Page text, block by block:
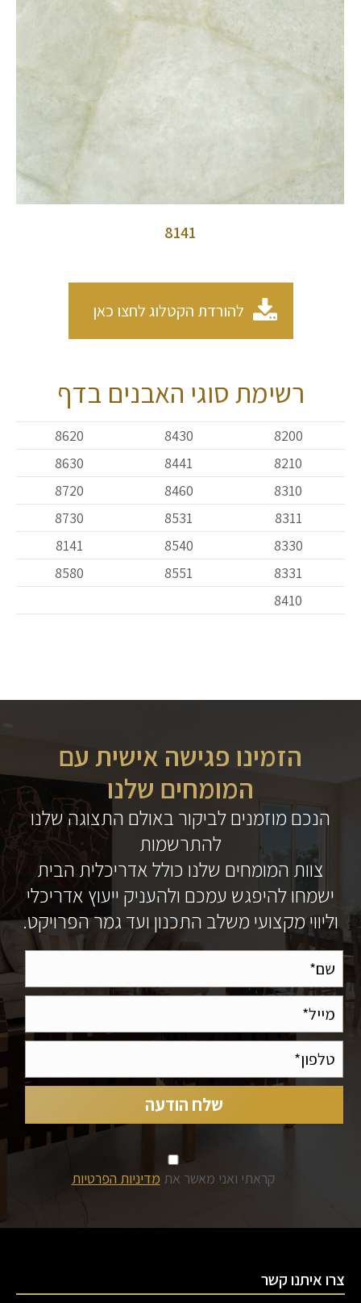
8141
להורדת הקטלוג לחצו כאן
רשימת סוגי האבנים בדף
8200
8430
8620
8210
8441
8630
8310
8460
8720
8311
8531
8730
8330
8540
8141
8331
8551
8580
8410
הזמינו פגישה אישית עם
המומחים שלנו
הנכם מוזמנים לביקור באולם התצוגה שלנו
להתרשמות
צוות המומחים שלנו כולל אדריכלית הבית
ישמחו להיפגש עמכם ולהעניק ייעוץ אדריכלי
וליווי מקצועי משלב התכנון ועד גמר הפרויקט.
קראתי ואני מאשר את מדיניות הפרטיות
צרו איתנו קשר